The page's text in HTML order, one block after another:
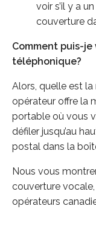
voir s’il y a
couverture
Comment puis-
téléphonique?
Alors, quelle est
opérateur offre la
portable où vous
défiler jusqu’au
postal dans la
Nous vous
couverture
opérateurs